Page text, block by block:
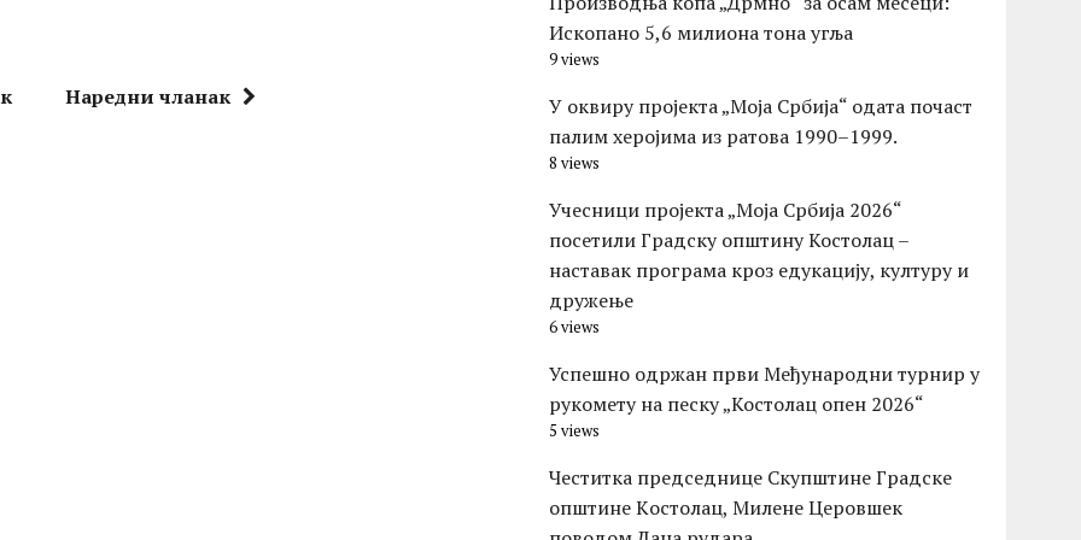
Наредни чланак
Ископано 5,6 милиона тона угља
9 views
У оквиру пројекта „Моја Србија“ одата почаст
палим херојима из ратова 1990–1999.
8 views
Учесници пројекта „Моја Србија 2026“
посетили Градску општину Костолац –
наставак програма кроз едукацију, културу и
дружење
6 views
Успешно одржан први Међународни турнир у
рукомету на песку „Костолац опен 2026“
5 views
Честитка председнице Скупштине Градске
општине Kостолац, Милене Церовшек